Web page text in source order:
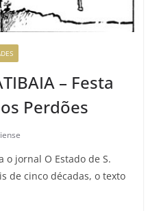
– Festa
Perdões
jornal O Estado de S.
de cinco décadas, o texto